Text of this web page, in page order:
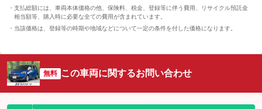
支払総額には、車両本体価格の他、保険料、税金、登録等に伴う費用、リサイクル預託金
相当額等、購入時に必要な全ての費用が含まれています。
当該価格は、登録等の時期や地域などについて一定の条件を付した価格になります。
無料 この車両に関するお問い合わせ